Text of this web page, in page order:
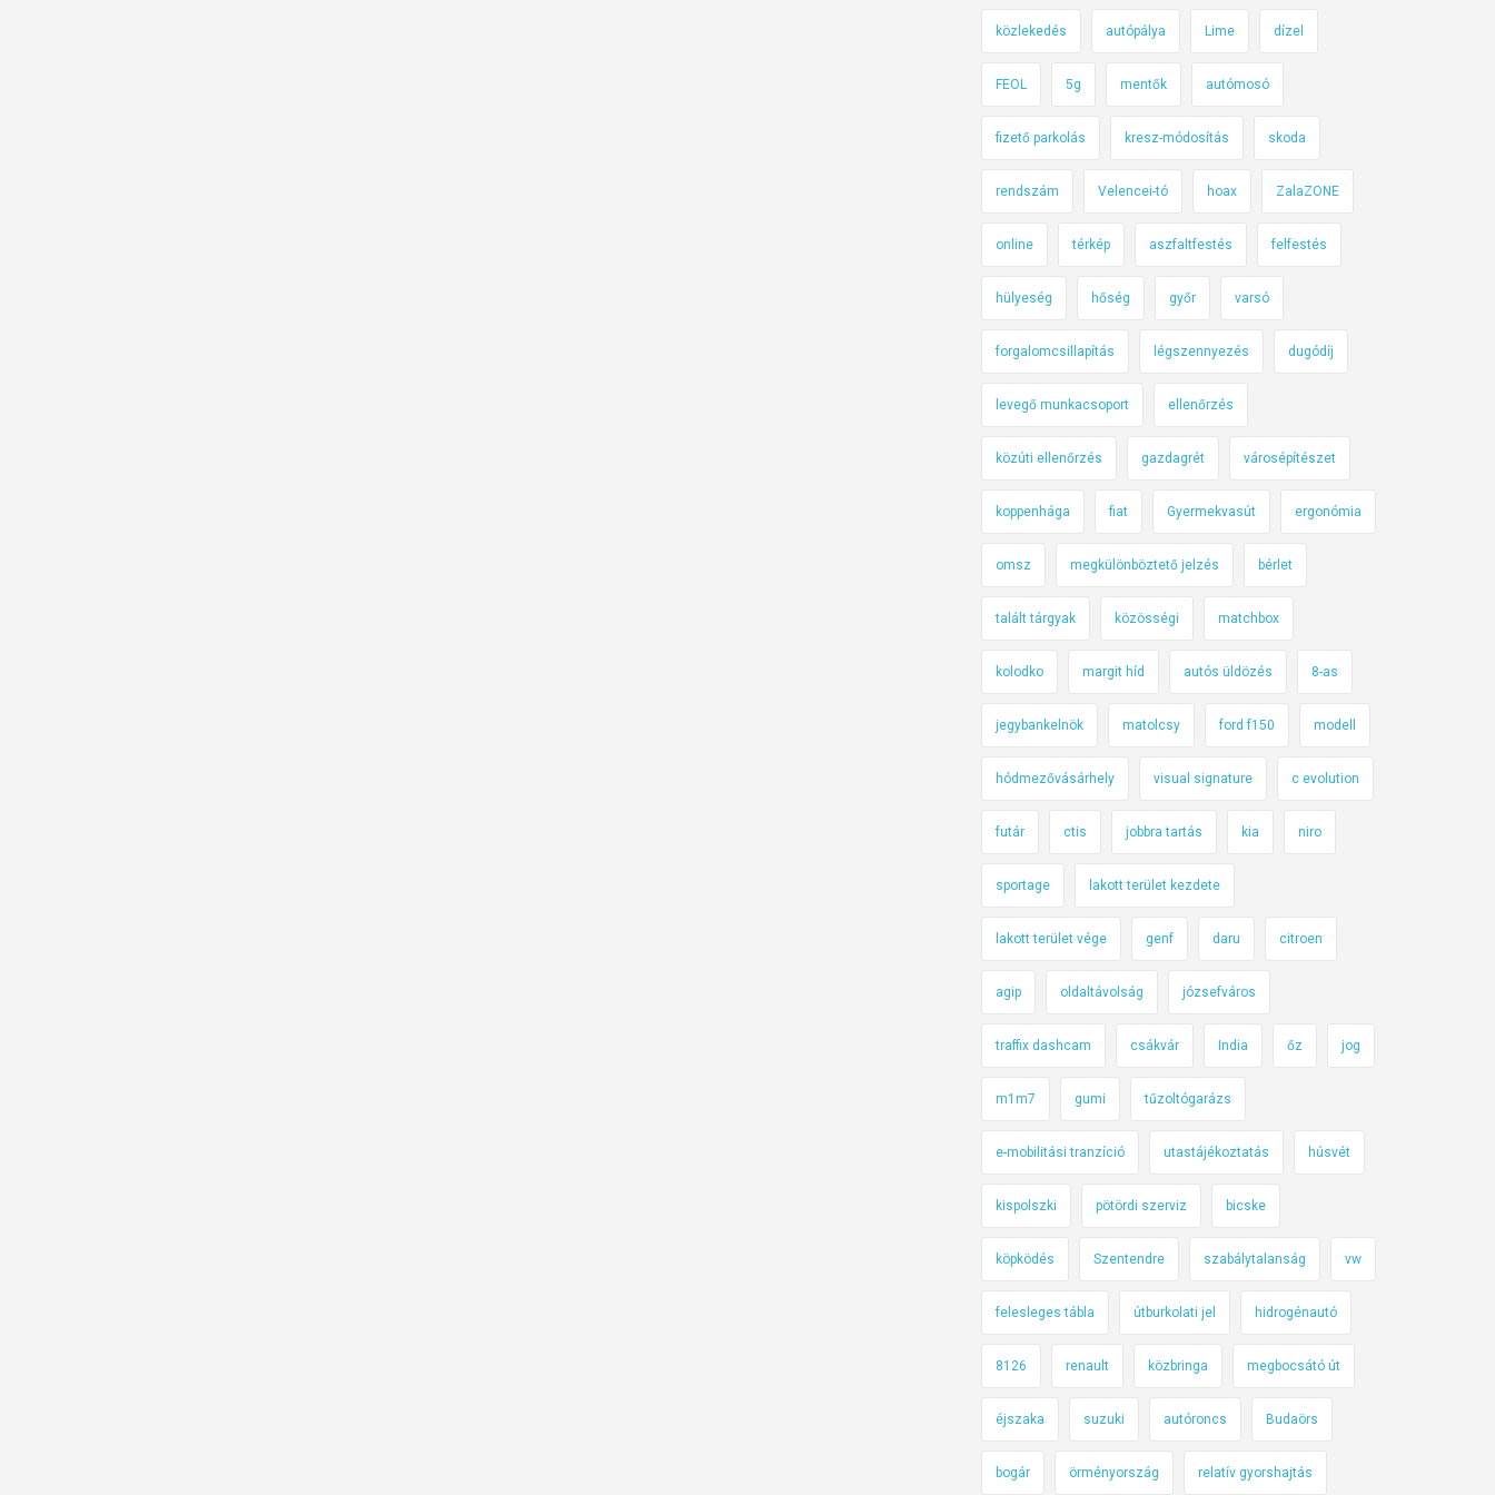
közlekedés autópálya Lime dízel
FEOL 5g mentők autómosó
fizető parkolás kresz-módosítás skoda
rendszám Velencei-tó hoax ZalaZONE
online térkép aszfaltfestés felfestés
hülyeség hőség győr varsó
forgalomcsillapítás légszennyezés dugódíj
levegő munkacsoport ellenőrzés
közúti ellenőrzés gazdagrét városépítészet
koppenhága fiat Gyermekvasút ergonómia
omsz megkülönböztető jelzés bérlet
talált tárgyak közösségi matchbox
kolodko margit híd autós üldözés 8-as
jegybankelnök matolcsy ford f150 modell
hódmezővásárhely visual signature c evolution
futár ctis jobbra tartás kia niro
sportage lakott terület kezdete
lakott terület vége genf daru citroen
agip oldaltávolság józsefváros
traffix dashcam csákvár India őz jog
m1m7 gumi tűzoltógarázs
e-mobilitási tranzíció utastájékoztatás húsvét
kispolszki pötördi szerviz bicske
köpködés Szentendre szabálytalanság vw
felesleges tábla útburkolati jel hidrogénautó
8126 renault közbringa megbocsátó út
éjszaka suzuki autóroncs Budaörs
bogár örményország relatív gyorshajtás